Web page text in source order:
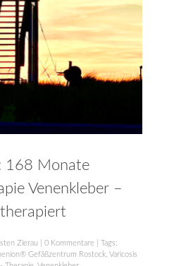
168 Monate
Venenkleber –
Zierau 0 Kommentare | Tags:
Gefäßzentrum Rostock Varicosis